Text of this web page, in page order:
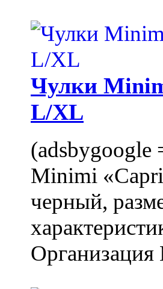
Чулки
L/XL
Minimi
черный,